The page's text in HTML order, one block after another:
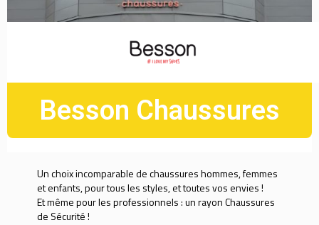
Besson Chaussures
Un choix incomparable de chaussures hommes, femmes
et enfants, pour tous les styles, et toutes vos envies !
Et même pour les professionnels : un rayon Chaussures
de Sécurité !